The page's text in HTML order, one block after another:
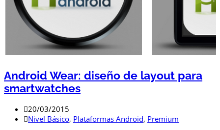
Android Wear: diseño de layout para
smartwatches
20/03/2015
Nivel Básico, Plataformas Android, Premium